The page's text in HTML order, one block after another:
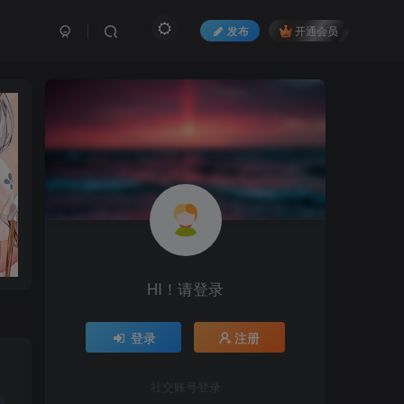
发布 开通会员
HI！请登录
登录 注册
社交账号登录